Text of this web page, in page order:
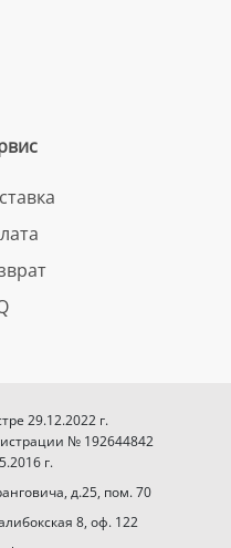
29.12.2022 г.
№ 192644842
г.
д.25, пом. 70
8, оф. 122